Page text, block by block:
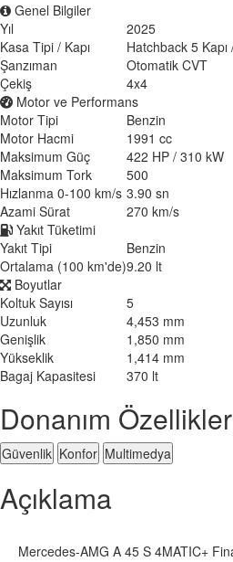
Genel Bilgiler
Yıl
2025
Kasa Tipi / Kapı
Hatchback 5 Kapı
Şanzıman
Otomatik CVT
Çekiş
4x4
Motor ve Performans
Motor Tipi
Benzin
Motor Hacmi
1991 cc
Maksimum Güç
422 HP / 310 kW
Maksimum Tork
500
Hızlanma 0-100 km/s 3.90 sn
Azami Sürat
270 km/s
Yakıt Tüketimi
Yakıt Tipi
Benzin
Ortalama (100 km'de)9.20 lt
Boyutlar
Koltuk Sayısı
5
Uzunluk
4,453 mm
Genişlik
1,850 mm
Yükseklik
1,414 mm
Bagaj Kapasitesi
370 lt
Donanım
Güvenlik Konfor Multimedya
Açıklama
Mercedes-AMG A 45 S 4MATIC+